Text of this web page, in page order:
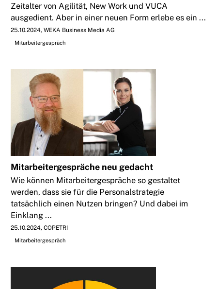
Zeitalter von Agilität, New Work und VUCA
ausgedient. Aber in einer neuen Form erlebe es ein ...
25.10.2024 WEKA Business Media AG
Mitarbeitergespräch
Mitarbeitergespräche neu gedacht
Wie können Mitarbeitergespräche so gestaltet
werden, dass sie für die Personalstrategie
tatsächlich einen Nutzen bringen? Und dabei im
Einklang ...
25.10.2024 COPETRI
Mitarbeitergespräch